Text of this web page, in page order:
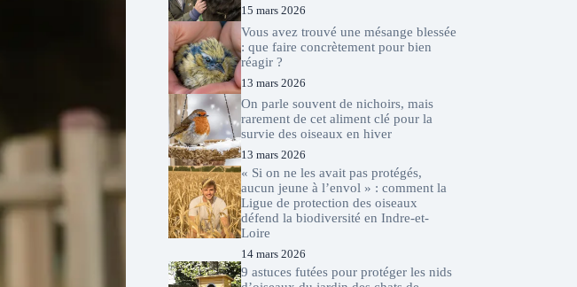
15 mars 2026
Vous avez trouvé une mésange blessée
: que faire concrètement pour bien
réagir ?
13 mars 2026
On parle souvent de nichoirs, mais
rarement de cet aliment clé pour la
survie des oiseaux en hiver
13 mars 2026
« Si on ne les avait pas protégés,
aucun jeune à l’envol » : comment la
Ligue de protection des oiseaux
défend la biodiversité en Indre-et-
Loire
14 mars 2026
9 astuces futées pour protéger les nids